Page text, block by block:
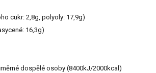
cukr: 2,8g, polyoly: 17,9g)
16,3g)
dospělé osoby (8400kJ/2000kcal)